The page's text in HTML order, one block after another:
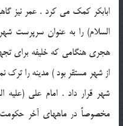
ابابكر كمك مي كرد . عمر نيز
هجري هنگامي كه خليفه براي
از شهر مستقر بود ) مدينه را ترك
شهر قرار داد . امام علي
مخصوصاً در ماههاي آخر